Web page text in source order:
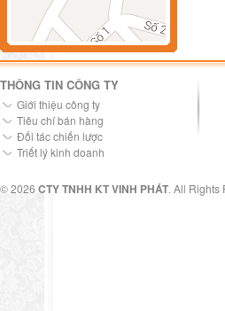
THÔNG TIN CÔNG TY
Giới thiệu công ty
Tiêu chí bán hàng
Đối tác chiến lược
Triết lý kinh doanh
© 2026 CTY TNHH KT VINH PHÁT. All Rights